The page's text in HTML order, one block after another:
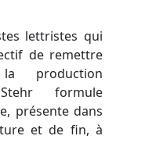
lettristes qui
de remettre
production
Stehr formule
présente dans
et de fin, à